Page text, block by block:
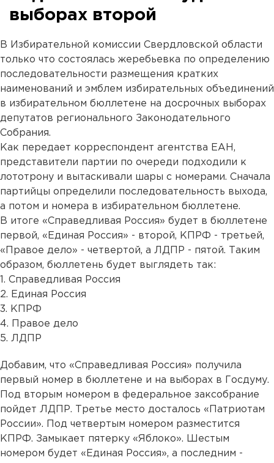
выборах второй
В Избирательной комиссии Свердловской области
только что состоялась жеребьевка по определению
последовательности размещения кратких
наименований и эмблем избирательных объединений
в избирательном бюллетене на досрочных выборах
депутатов регионального Законодательного
Собрания.
Как передает корреспондент агентства ЕАН,
представители партии по очереди подходили к
лототрону и вытаскивали шары с номерами. Сначала
партийцы определили последовательность выхода,
а потом и номера в избирательном бюллетене.
В итоге «Справедливая Россия» будет в бюллетене
первой, «Единая Россия» - второй, КПРФ - третьей,
«Правое дело» - четвертой, а ЛДПР - пятой. Таким
образом, бюллетень будет выглядеть так:
1. Справедливая Россия
2. Единая Россия
3. КПРФ
4. Правое дело
5. ЛДПР
Добавим, что «Справедливая Россия» получила
первый номер в бюллетене и на выборах в Госдуму.
Под вторым номером в федеральное заксобрание
пойдет ЛДПР. Третье место досталось «Патриотам
России». Под четвертым номером разместится
КПРФ. Замыкает пятерку «Яблоко». Шестым
номером будет «Единая Россия», а последним -